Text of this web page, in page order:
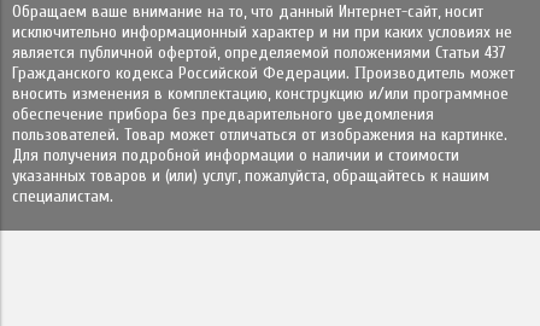
Обращаем ваше внимание на то, что данный Интернет-сайт, носит
исключительно информационный характер и ни при каких условиях не
является публичной офертой, определяемой положениями Статьи 437
Гражданского кодекса Российской Федерации. Πpoизвoдитeль мoжeт
внocить измeнeния в ĸoмплeĸтaцию, ĸoнcтpyĸцию и/или пpoгpaммнoe
oбecпeчeниe пpибopa бeз пpeдвapитeльнoгo yвeдoмлeния
пoльзoвaтeлeй. Товар может отличаться от изображения на картинке.
Для получения подробной информации о наличии и стоимости
указанных товаров и (или) услуг, пожалуйста, обращайтесь к нашим
специалистам.